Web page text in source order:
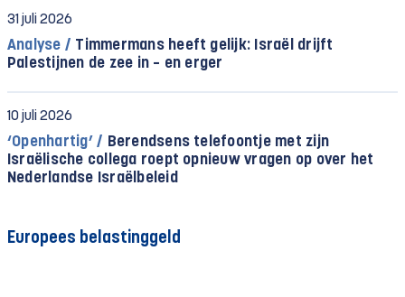
31 juli 2026
Analyse / Timmermans heeft gelijk: Israël drijft
Palestijnen de zee in – en erger
10 juli 2026
‘Openhartig’ / Berendsens telefoontje met zijn
Israëlische collega roept opnieuw vragen op over het
Nederlandse Israëlbeleid
Europees belastinggeld